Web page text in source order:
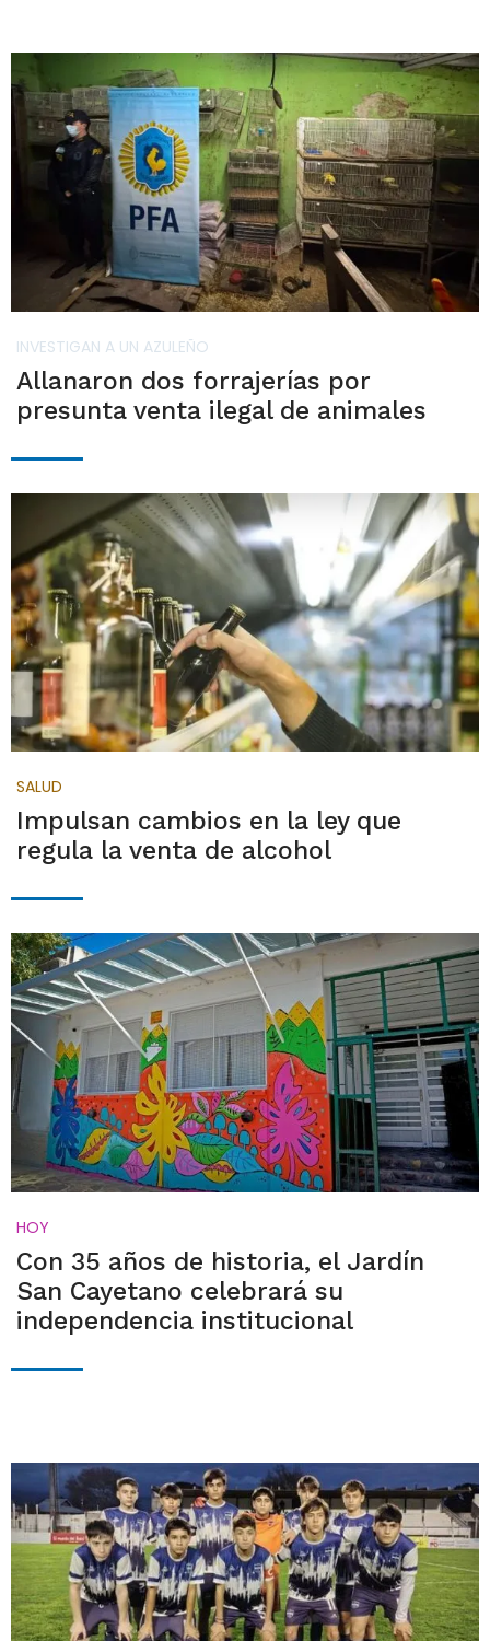
INVESTIGAN A UN AZULEÑO
Allanaron dos forrajerías por
presunta venta ilegal de animales
SALUD
Impulsan cambios en la ley que
regula la venta de alcohol
HOY
Con 35 años de historia, el Jardín
San Cayetano celebrará su
independencia institucional